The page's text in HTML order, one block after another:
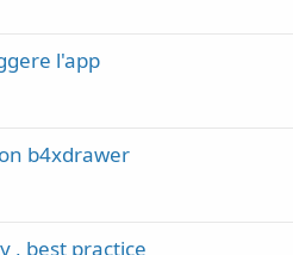
l'app
b4xdrawer
, best practice